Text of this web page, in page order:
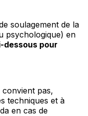
soulagement de la
psychologique) en
dessous pour
pas,
techniques et à
en cas de